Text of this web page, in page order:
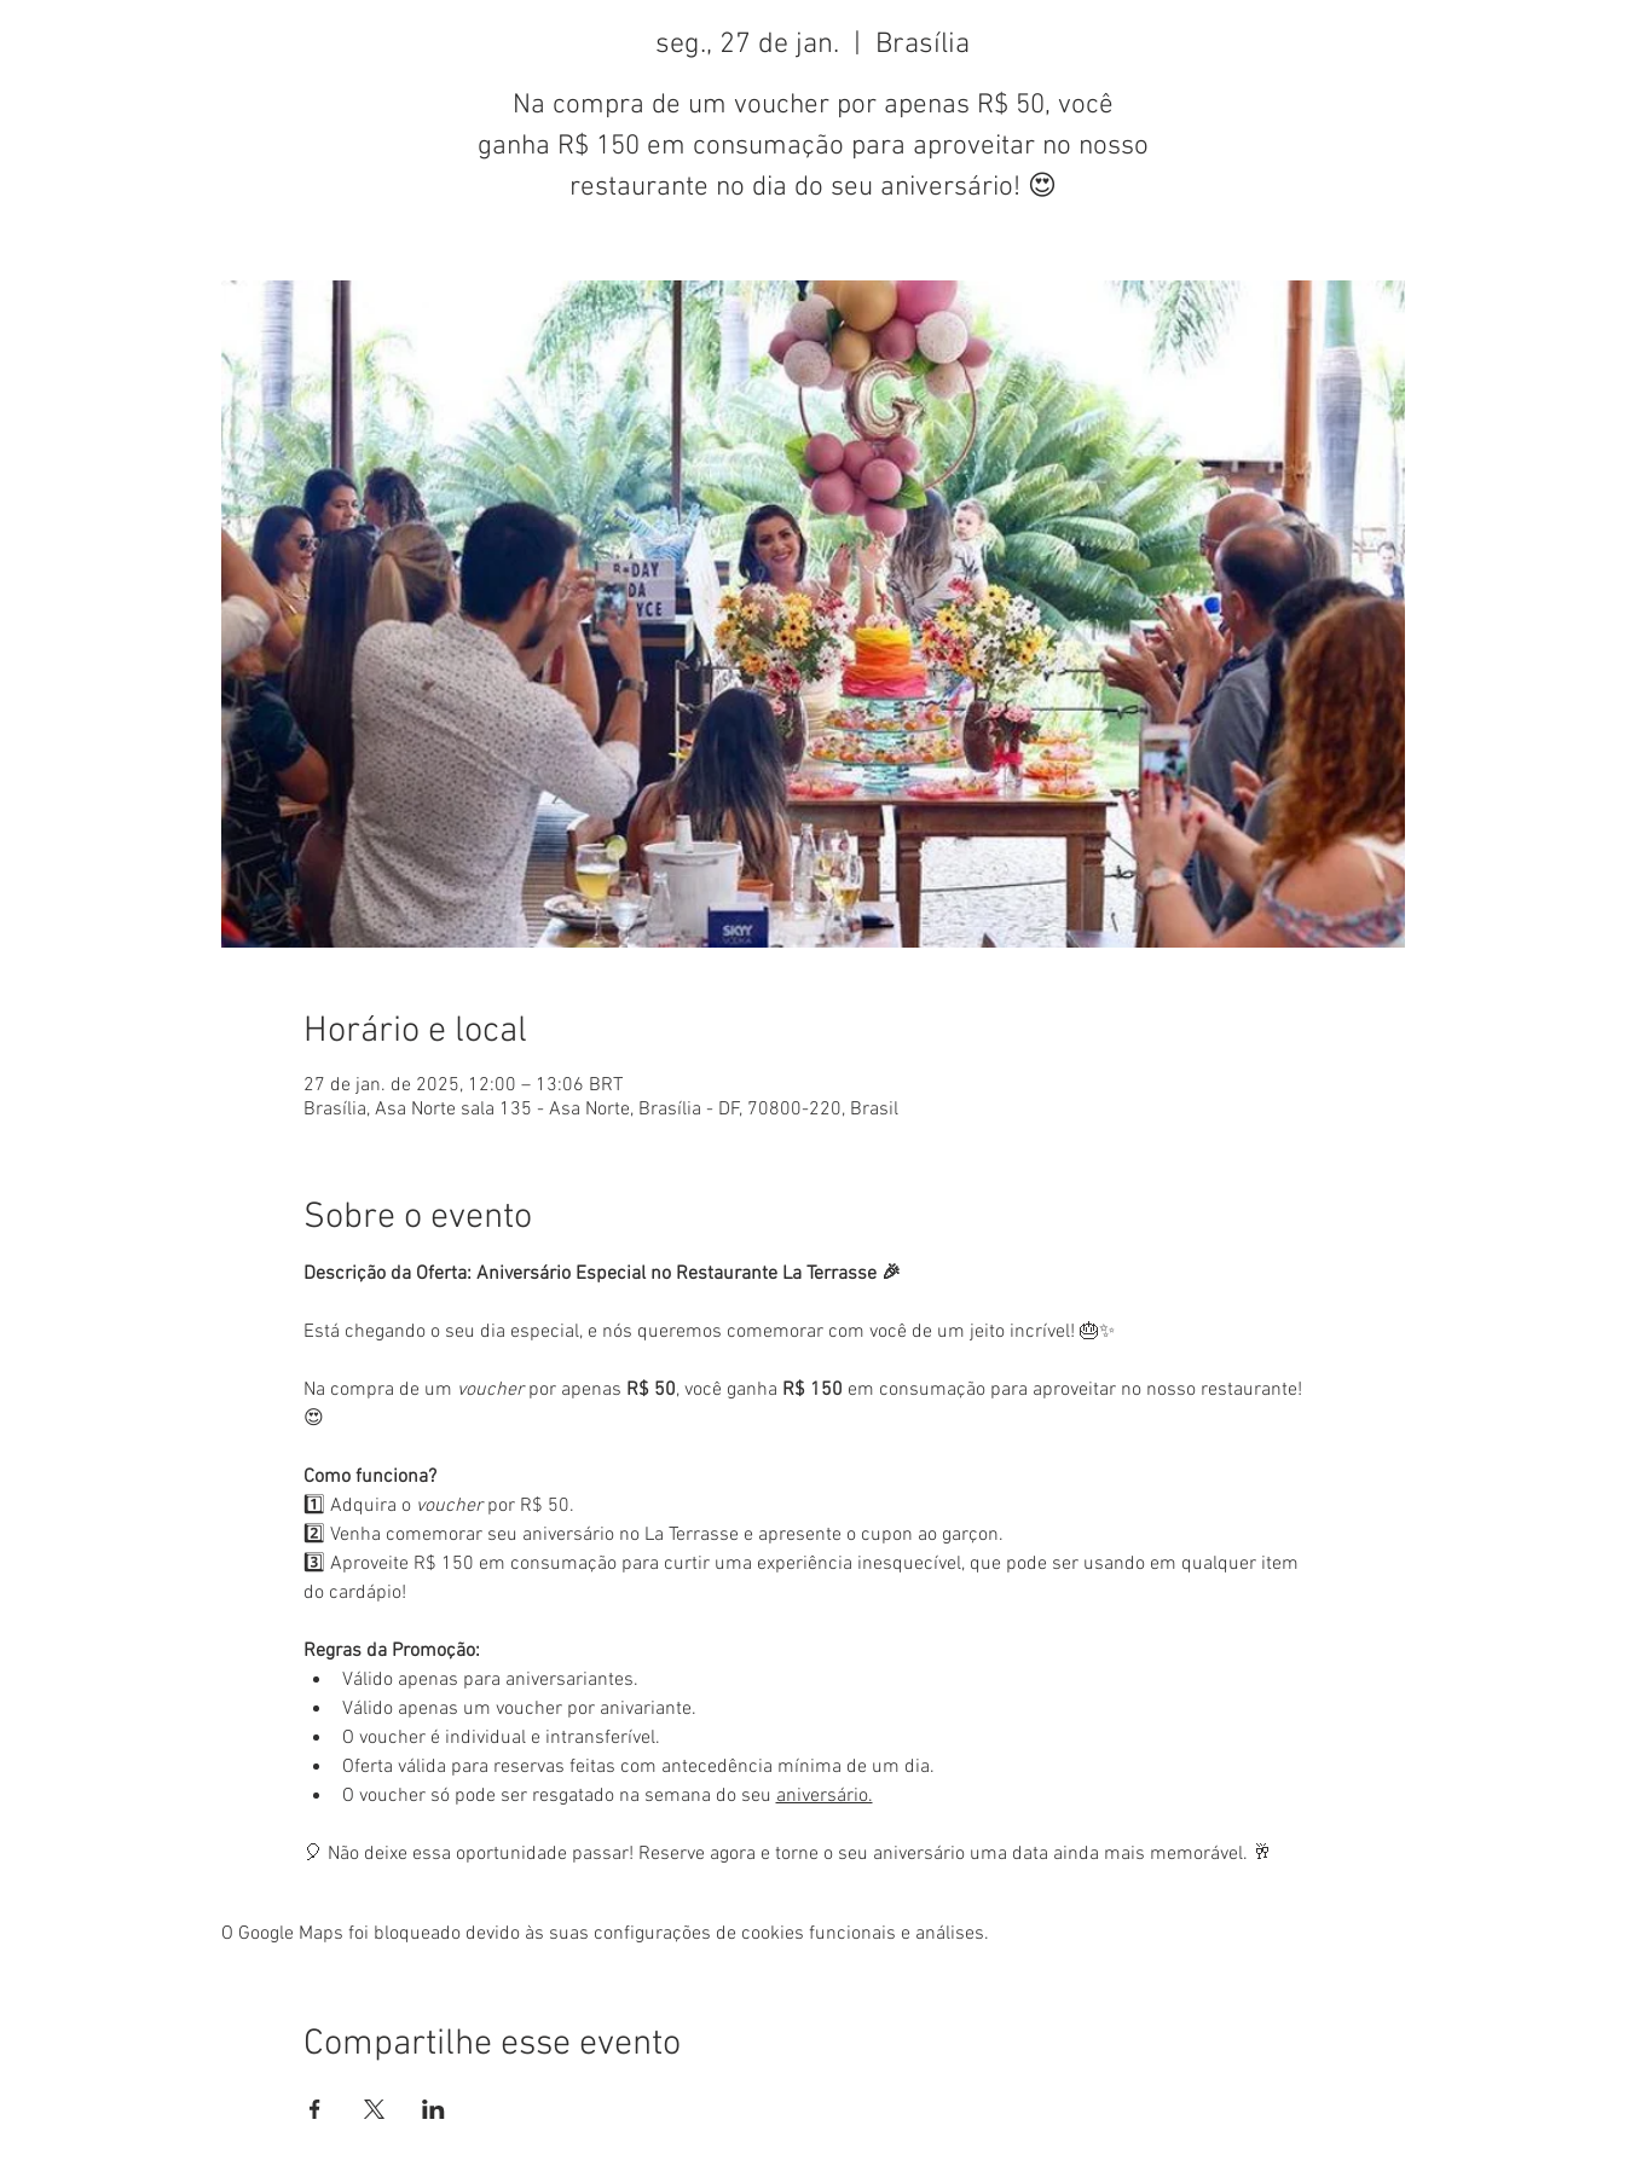
seg., 27 de jan.
Brasília
Na compra de um voucher por apenas R$ 50, você
ganha R$ 150 em consumação para aproveitar no nosso
restaurante no dia do seu aniversário! 😍
Horário e local
27 de jan. de 2025, 12:00 – 13:06 BRT
Brasília, Asa Norte sala 135 - Asa Norte, Brasília - DF, 70800-220, Brasil
Sobre o evento
Descrição da Oferta: Aniversário Especial no Restaurante La Terrasse 🎉
Está chegando o seu dia especial, e nós queremos comemorar com você de um jeito incrível! 🎂✨
Na compra de um voucher por apenas R$ 50, você ganha R$ 150 em consumação para aproveitar no nosso restaurante!
😍
Como funciona?
1️⃣ Adquira o voucher por R$ 50.
2️⃣ Venha comemorar seu aniversário no La Terrasse e apresente o cupon ao garçon.
3️⃣ Aproveite R$ 150 em consumação para curtir uma experiência inesquecível, que pode ser usando em qualquer item
do cardápio!
Regras da Promoção:
Válido apenas para aniversariantes.
Válido apenas um voucher por anivariante.
O voucher é individual e intransferível.
Oferta válida para reservas feitas com antecedência mínima de um dia.
O voucher só pode ser resgatado na semana do seu aniversário.
🎈 Não deixe essa oportunidade passar! Reserve agora e torne o seu aniversário uma data ainda mais memorável. 🥂
O Google Maps foi bloqueado devido às suas configurações de cookies funcionais e análises.
Compartilhe esse evento